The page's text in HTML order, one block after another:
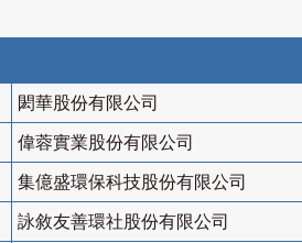
閎華股份有限公司
偉蓉實業股份有限公司
集億盛環保科技股份有限公司
詠敘友善環社股份有限公司